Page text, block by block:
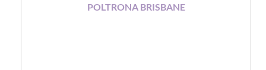
POLTRONA BRISBANE